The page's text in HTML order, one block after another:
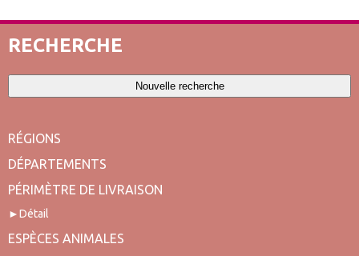
RECHERCHE
Nouvelle recherche
RÉGIONS
DÉPARTEMENTS
PÉRIMÈTRE DE LIVRAISON
Détail
ESPÈCES ANIMALES